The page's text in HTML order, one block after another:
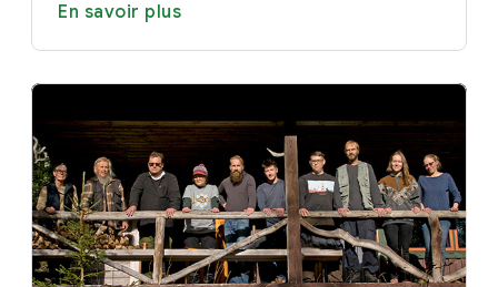
En savoir plus